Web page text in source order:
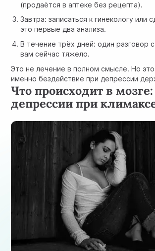
(продаётся в аптеке без рецепта).
Завтра: записаться к гинекологуили
это первые два анализа.
В течение трёх дней: один разговор
вам сейчас тяжело.
Это не лечение в полном смысле. Но
именно бездействие при депрессии
Что происходит в
депрессии при